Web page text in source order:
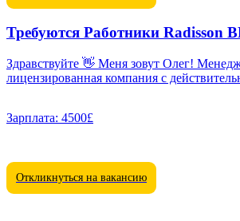
Требуются Работники Radisson
Здравствуйте 👋 Меня зовут Олег! Менеджер компании Global Recruitment Agency. Наша
лицензированная компания с
Зарплата: 4500£
Откликнуться на вакансию